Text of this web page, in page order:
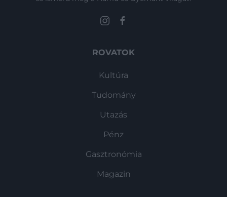
ROVATOK
Kultúra
Tudomány
Utazás
Pénz
Gasztronómia
Magazin